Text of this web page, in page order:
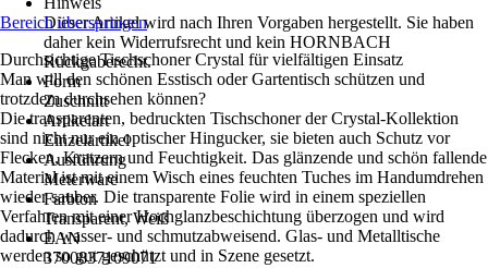
Dieser Artikel wird nach Ihren Vorgaben hergestellt. Sie haben
daher kein Widerrufsrecht und kein HORNBACH
Rückgaberecht.
Form
Zuschnitt
Artikelart
Einzelartikel
Ausführung
Meterware
Farbton
Transparent, Weiß
EAN
3700837109071
Bereich überspringen
Durchsichtige Tischschoner Crystal für vielfältigen Einsatz
Man will den schönen Esstisch oder Gartentisch schützen und
trotzdem durchsehen können?
Die transparenten, bedruckten Tischschoner der Crystal-Kollektion
sind nicht nur ein optischer Hingucker, sie bieten auch Schutz vor
Flecken, Kratzern und Feuchtigkeit. Das glänzende und schön fallende
Material ist mit einem Wisch eines feuchten Tuches im Handumdrehen
wieder sauber. Die transparente Folie wird in einem speziellen
Verfahren mit einer Hochglanzbeschichtung überzogen und wird
dadurch wasser- und schmutzabweisend. Glas- und Metalltische
werden so gut geschützt und in Szene gesetzt.